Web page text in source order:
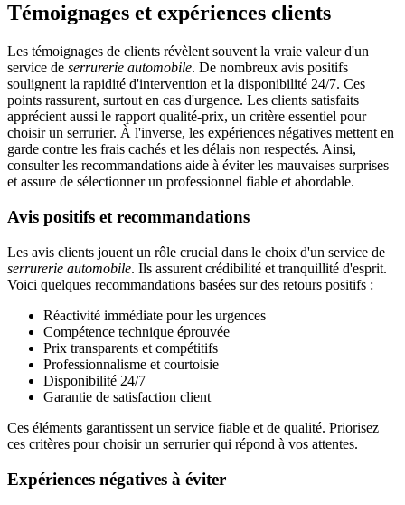
Témoignages et expériences clients
Les témoignages de clients révèlent souvent la vraie valeur d'un
service de serrurerie automobile. De nombreux avis positifs
soulignent la rapidité d'intervention et la disponibilité 24/7. Ces
points rassurent, surtout en cas d'urgence. Les clients satisfaits
apprécient aussi le rapport qualité-prix, un critère essentiel pour
choisir un serrurier. À l'inverse, les expériences négatives mettent en
garde contre les frais cachés et les délais non respectés. Ainsi,
consulter les recommandations aide à éviter les mauvaises surprises
et assure de sélectionner un professionnel fiable et abordable.
Avis positifs et recommandations
Les avis clients jouent un rôle crucial dans le choix d'un service de
serrurerie automobile. Ils assurent crédibilité et tranquillité d'esprit.
Voici quelques recommandations basées sur des retours positifs :
Réactivité immédiate pour les urgences
Compétence technique éprouvée
Prix transparents et compétitifs
Professionnalisme et courtoisie
Disponibilité 24/7
Garantie de satisfaction client
Ces éléments garantissent un service fiable et de qualité. Priorisez
ces critères pour choisir un serrurier qui répond à vos attentes.
Expériences négatives à éviter